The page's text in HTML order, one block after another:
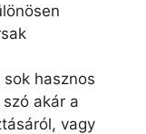
hasznos
akár a
vagy